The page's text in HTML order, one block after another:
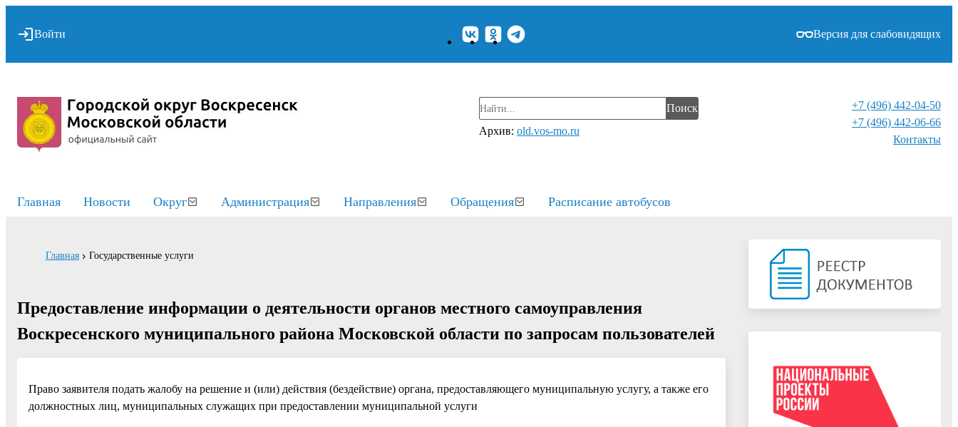
Войти Версия для слабовидящих
Поиск
Архив: old.vos-mo.ru
+7 (496) 442-04-50
+7 (496) 442-06-66
Контакты⁠
Главная Новости Округ Администрация Направления Обращения Расписание автобусов
Главная Государственные услуги
Предоставление информации о деятельности органов местного самоуправления
Воскресенского муниципального района Московской области по запросам пользователей
Право заявителя подать жалобу на решение и (или) действия (бездействие) органа, предоставляющего муниципальную услугу, а также его
должностных лиц, муниципальных служащих при предоставлении муниципальной услуги